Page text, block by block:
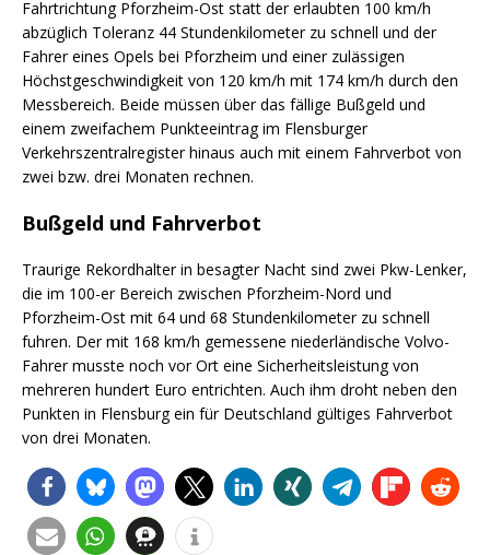
Fahrtrichtung Pforzheim-Ost statt der erlaubten 100 km/h
abzüglich Toleranz 44 Stundenkilometer zu schnell und der
Fahrer eines Opels bei Pforzheim und einer zulässigen
Höchstgeschwindigkeit von 120 km/h mit 174 km/h durch den
Messbereich. Beide müssen über das fällige Bußgeld und
einem zweifachem Punkteeintrag im Flensburger
Verkehrszentralregister hinaus auch mit einem Fahrverbot von
zwei bzw. drei Monaten rechnen.
Bußgeld und Fahrverbot
Traurige Rekordhalter in besagter Nacht sind zwei Pkw-Lenker,
die im 100-er Bereich zwischen Pforzheim-Nord und
Pforzheim-Ost mit 64 und 68 Stundenkilometer zu schnell
fuhren. Der mit 168 km/h gemessene niederländische Volvo-
Fahrer musste noch vor Ort eine Sicherheitsleistung von
mehreren hundert Euro entrichten. Auch ihm droht neben den
Punkten in Flensburg ein für Deutschland gültiges Fahrverbot
von drei Monaten.